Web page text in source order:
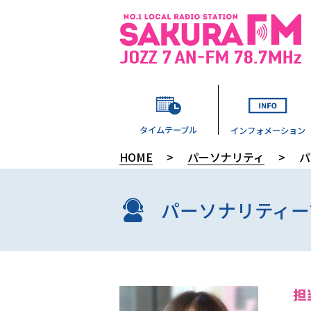
タイムテーブル インフォメーション
HOME > パーソナリティ >
パーソナリティ
担